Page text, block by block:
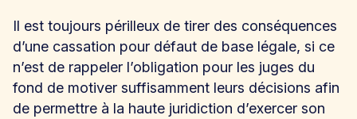
Il est toujours périlleux de tirer des conséquences
d’une cassation pour défaut de base légale, si ce
n’est de rappeler l’obligation pour les juges du
fond de motiver suffisamment leurs décisions afin
de permettre à la haute juridiction d’exercer son